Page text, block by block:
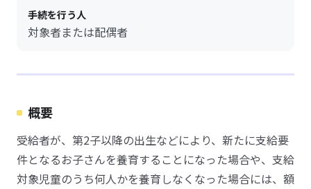
手続を行う人
対象者または配偶者
概要
受給者が、第2子以降の出生などにより、新たに支給要
件となるお子さんを養育することになった場合や、支給
対象児童のうち何人かを養育しなくなった場合には、額